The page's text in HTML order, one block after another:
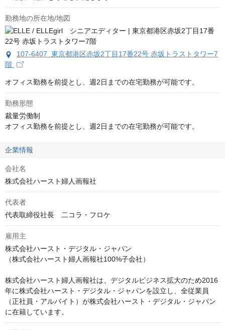
勤務地の所在地/地図
107-6407 東京都港区赤坂2丁目17番22号 赤坂トラストタワー7
階
オフィス勤務を前提とし、週2日までの在宅勤務が可能です。
勤務形態
裁量労働制
オフィス勤務を前提とし、週2日までの在宅勤務が可能です。
企業情報
会社名
株式会社ハースト婦人画報社
代表者
代表取締役社長　二コラ・フロケ
雇用主
株式会社ハースト・デジタル・ジャパン
（株式会社ハースト婦人画報社100%子会社）
株式会社ハースト婦人画報社は、デジタルビジネス拡大のため2016
年に株式会社ハースト・デジタル・ジャパンを設立し、全従業員
（正社員・アルバイト）が株式会社ハースト・デジタル・ジャパン
に在籍しています。